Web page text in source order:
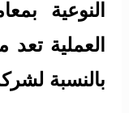
بالنسبة